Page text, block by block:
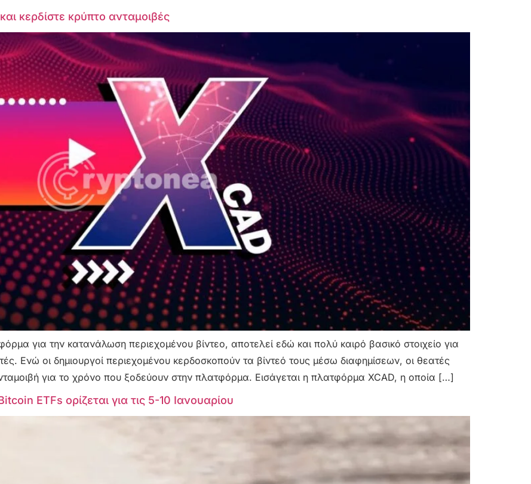
κερδίστε κρύπτο ανταμοιβές
για την κατανάλωση περιεχομένου βίντεο, αποτελεί εδώ και πολύ καιρό βασικό στοιχείο για
Ενώ οι δημιουργοί περιεχομένου κερδοσκοπούν τα βίντεό τους μέσω διαφημίσεων, οι θεατές
για το χρόνο που ξοδεύουν στην πλατφόρμα. Εισάγεται η πλατφόρμα XCAD, η οποία […]
ETFs ορίζεται για τις 5-10 Ιανουαρίου